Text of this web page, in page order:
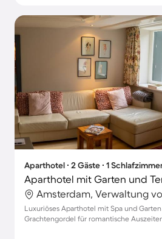
Aparthotel ∙ 2 Gäste ∙ 1
Luxuriöses Aparthotel mit Spa und
Grachtengordel für romantische